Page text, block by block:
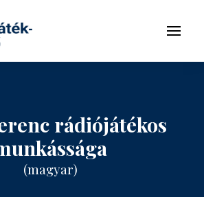
Menü
rádiójátékos
(magyar)